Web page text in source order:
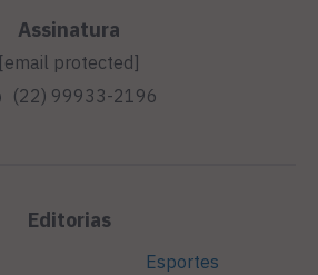
Assinatura
[email protected]
(22) 99933-2196
Editorias
Esportes